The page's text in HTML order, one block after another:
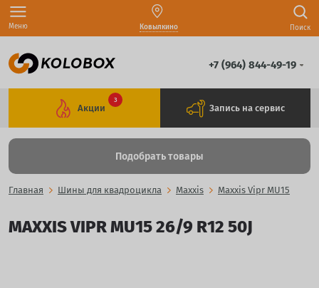
Меню Ковылкино Поиск
+7 (964) 844-49-19
Акции
3
Запись на сервис
Подобрать товары
Главная Шины для квадроцикла Maxxis Maxxis Vipr MU15
MAXXIS VIPR MU15 26/9 R12 50J